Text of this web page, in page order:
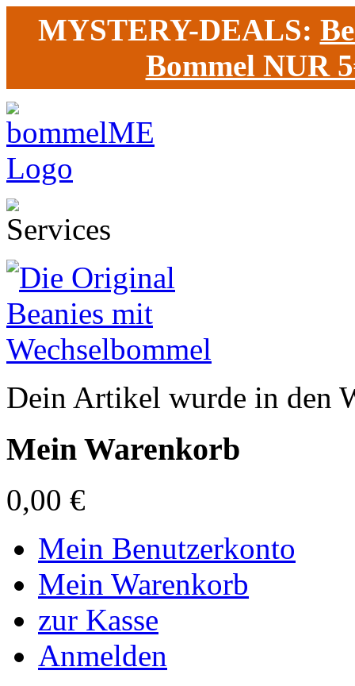
MYSTERY-DEALS:
Bommel NUR
Dein Artikel wurde in den
Mein Warenkorb
0,00 €
Mein Benutzerkonto
Mein Warenkorb
zur Kasse
Anmelden